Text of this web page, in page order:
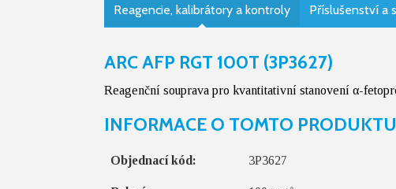
Reagencie, kalibrátory a kontroly Příslušenství a
ARC AFP RGT 100T (3P3627)
Reagenční souprava pro kvantitativní stanovení α-
INFORMACE O TOMTO PRODUKTU
Objednací kód: 3P3627